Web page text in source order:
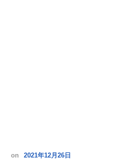
on 2021年12月26日